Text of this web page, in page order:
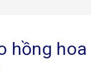
hồng hoa